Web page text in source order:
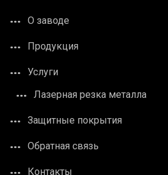
О заводе
Продукция
Услуги
Лазерная резка металла
Защитные покрытия
Обратная связь
Контакты